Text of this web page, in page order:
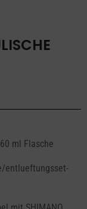
60 ml Flasche
entlueftungsset-